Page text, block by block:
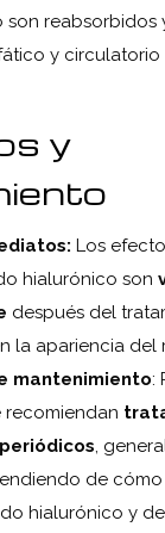
reabsorbidos
y circulatorio
y
Los
hialurónico son
después del
la apariencia del
mantenimiento:
recomiendan
,
de
hialurónico y